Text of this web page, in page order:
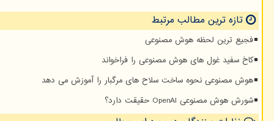
تازه ترین مطالب مرتبط
فجیع ترین لحظه هوش مصنوعی
کاخ سفید غول های هوش مصنوعی را فراخواند
هوش مصنوعی نحوه ساخت سلاح های مرگبار را آموزش می دهد
شورش هوش مصنوعی OpenAI حقیقت دارد؟